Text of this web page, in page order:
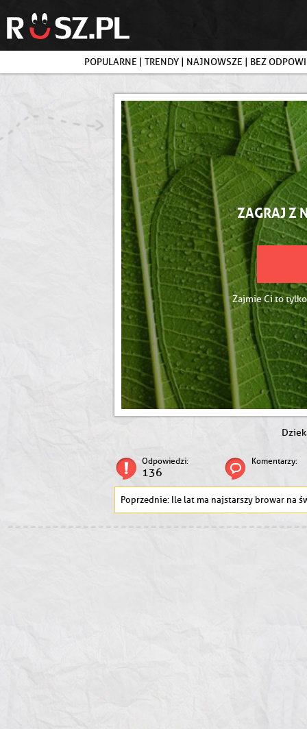
POPULARNE | TRENDY | NAJNOWSZE | BEZ
ZAGRAJ Z
Zajmie Ci to
Odpowiedzi:
136
Komentarzy:
Ile lat ma najstarszy browar na